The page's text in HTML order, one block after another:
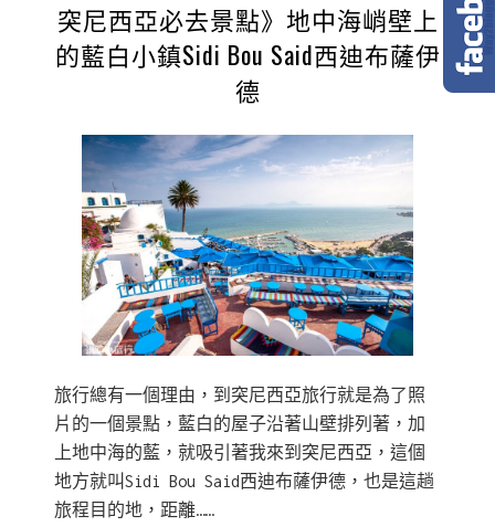
突尼西亞必去景點》地中海峭壁上
的藍白小鎮Sidi Bou Said西迪布薩伊
德
旅行總有一個理由，到突尼西亞旅行就是為了照
片的一個景點，藍白的屋子沿著山壁排列著，加
上地中海的藍，就吸引著我來到突尼西亞，這個
地方就叫Sidi Bou Said西迪布薩伊德，也是這趟
旅程目的地，距離……